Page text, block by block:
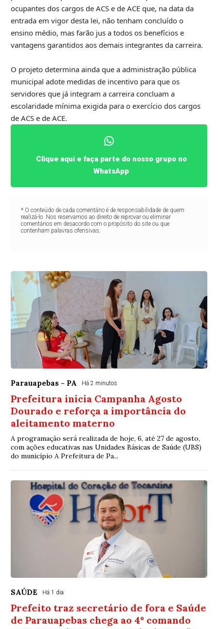
ocupantes dos cargos de ACS e de ACE que, na data da
entrada em vigor desta lei, não tenham concluído o
ensino médio, mas farão jus a todos os benefícios e
vantagens garantidos aos demais integrantes da carreira.
O projeto determina ainda que a administração pública
municipal adote medidas de incentivo para que os
servidores que já integram a carreira concluam a
escolaridade mínima exigida para o exercício dos cargos
de ACS e de ACE.
Clique aqui e faça parte do nosso grupo no
WhatsApp
* O conteúdo de cada comentário é de responsabilidade de quem
realizá-lo. Nos reservamos ao direito de reprovar ou eliminar
comentários em desacordo com o propósito do site ou que
contenham palavras ofensivas.
Parauapebas - PA Há 2 minutos
Prefeitura inicia Campanha Agosto
Dourado e reforça a importância do
aleitamento materno
A programação será realizada de hoje, 6, até 27 de agosto,
com ações educativas nas Unidades Básicas de Saúde (UBS)
do município A Prefeitura de Pa...
SAÚDE Há 1 dia
Prefeito traz secretário de fora e Saúde
de Parauapebas chega ao 4º comando